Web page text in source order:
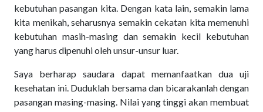
kebutuhan pasangan kita. Dengan kata lain, semakin lama
kita menikah, seharusnya semakin cekatan kita memenuhi
kebutuhan masih-masing dan semakin kecil kebutuhan
yang harus dipenuhi oleh unsur-unsur luar.
Saya berharap saudara dapat memanfaatkan dua uji
kesehatan ini. Duduklah bersama dan bicarakanlah dengan
pasangan masing-masing. Nilai yang tinggi akan membuat